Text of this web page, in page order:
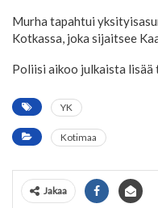
Murha tapahtui
Kotkassa, joka sijaitsee
Poliisi aikoo julkaista
YK
Kotimaa
Jakaa